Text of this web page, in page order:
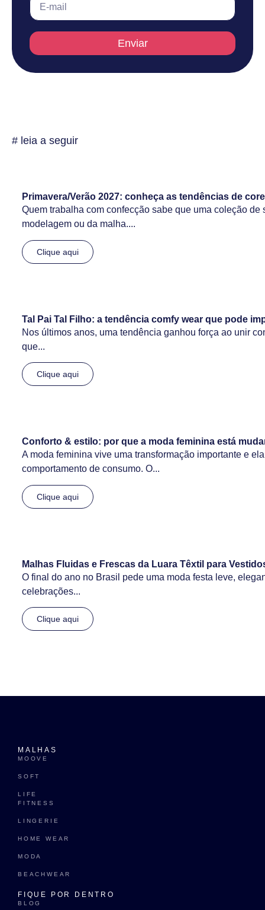
Enviar
# leia a seguir
Primavera/Verão 2027: conheça as tendências de
Quem trabalha com confecção sabe que uma coleção
modelagem ou da malha....
Clique aqui
Tal Pai Tal Filho: a tendência comfy wear que pode
Nos últimos anos, uma tendência ganhou força ao unir
que...
Clique aqui
Conforto & estilo: por que a moda feminina está
A moda feminina vive uma transformação importante e
comportamento de consumo. O...
Clique aqui
Malhas Fluidas e Frescas da Luara Têxtil para
O final do ano no Brasil pede uma moda festa leve,
celebrações...
Clique aqui
MALHAS
MOOVE
SOFT
LIFE
FITNESS
LINGERIE
HOME WEAR
MODA
BEACHWEAR
FIQUE POR DENTRO
BLOG